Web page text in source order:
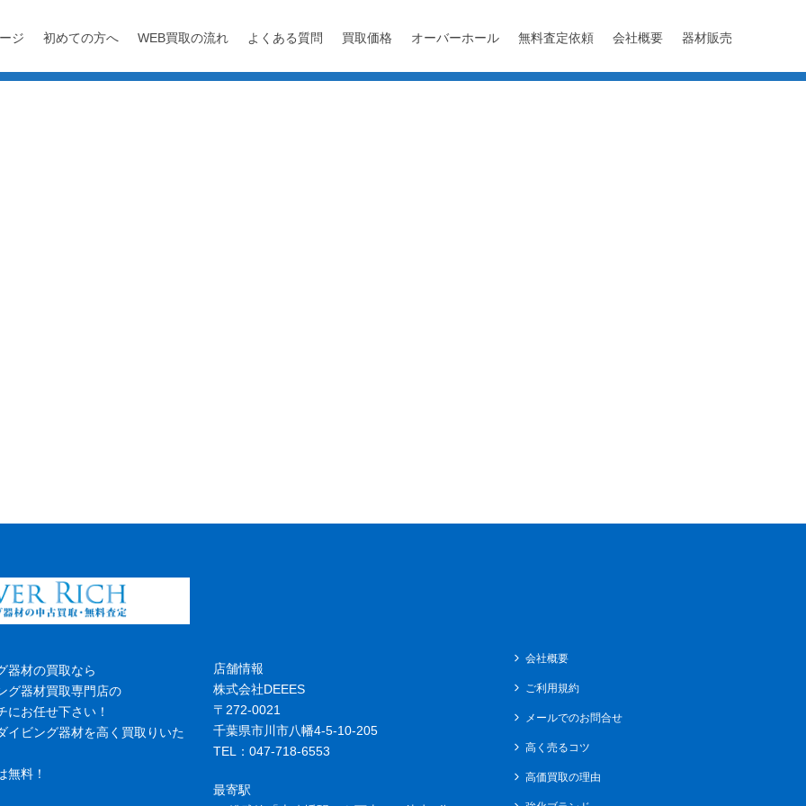
ジ 初めての方へ WEB買取の流れ よくある質問 買取価格 オーバーホール 無料査定依頼 会社概要 器材販売
器材の買取なら
グ器材買取専門店の
にお任せ下さい！
イビング器材を高く買取りいた
無料！
店舗情報
株式会社DEEES
〒272-0021
千葉県市川市八幡4-5-10-205
TEL：047-718-6553
最寄駅
会社概要
ご利用規約
メールでのお問合せ
高く売るコツ
高価買取の理由